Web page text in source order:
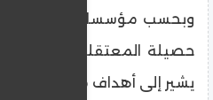
وبحسب مؤسسات الأسرى
حصيلة المعتقلين شملت
يشير إلى أهداف متعددة لهذه